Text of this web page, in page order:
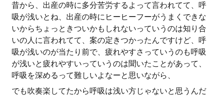
昔から、出産の時に多分苦労するよって言われてて、呼
吸が浅いとね、出産の時にヒーヒーフーがうまくできな
いからちょっときついかもしれないっていうのは知り合
いの人に言われてて、案の定きつかったんですけど、呼
吸が浅いのが当たり前で、疲れやすさっていうのも呼吸
が浅いと疲れやすいっていうのは聞いたことがあって、
呼吸を深めるって難しいよなーと思いながら、
でも吹奏楽してたから呼吸は浅い方じゃないと思うんだ